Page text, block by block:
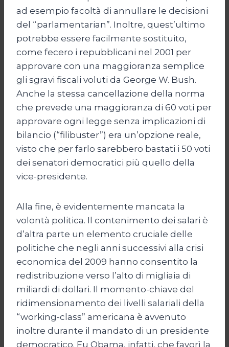
ad esempio facoltà di annullare le decisioni
del “parlamentarian”. Inoltre, quest’ultimo
potrebbe essere facilmente sostituito,
come fecero i repubblicani nel 2001 per
approvare con una maggioranza semplice
gli sgravi fiscali voluti da George W. Bush.
Anche la stessa cancellazione della norma
che prevede una maggioranza di 60 voti per
approvare ogni legge senza implicazioni di
bilancio (“filibuster”) era un’opzione reale,
visto che per farlo sarebbero bastati i 50 voti
dei senatori democratici più quello della
vice-presidente.
Alla fine, è evidentemente mancata la
volontà politica. Il contenimento dei salari è
d’altra parte un elemento cruciale delle
politiche che negli anni successivi alla crisi
economica del 2009 hanno consentito la
redistribuzione verso l’alto di migliaia di
miliardi di dollari. Il momento-chiave del
ridimensionamento dei livelli salariali della
“working-class” americana è avvenuto
inoltre durante il mandato di un presidente
democratico. Fu Obama, infatti, che favorì la